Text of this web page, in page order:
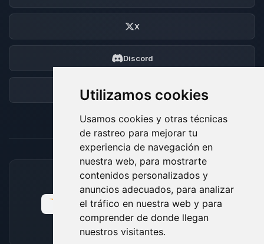
Utilizamos cookies
Usamos cookies y otras técnicas
de rastreo para mejorar tu
experiencia de navegación en
nuestra web, para mostrarte
contenidos personalizados y
anuncios adecuados, para analizar
el tráfico en nuestra web y para
comprender de donde llegan
nuestros visitantes.
X
Discord
Foro
MÉTODOS DE PAGO ACEPTADOS